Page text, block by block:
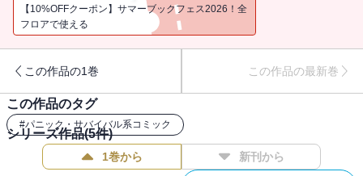
【10%OFFクーポン】サマーブックフェス2026！全
フロアで使える
この作品の1巻 この作品の最新巻
この作品のタグ
#パニック・サバイバル系コミック
シリーズ作品(5件)
1巻から 新刊から